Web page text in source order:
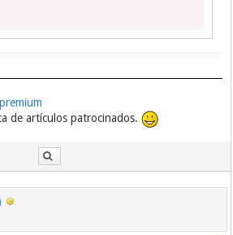
de artículos patrocinados.